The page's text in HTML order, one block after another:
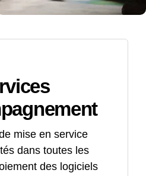
mise en service
dans toutes les
des logiciels